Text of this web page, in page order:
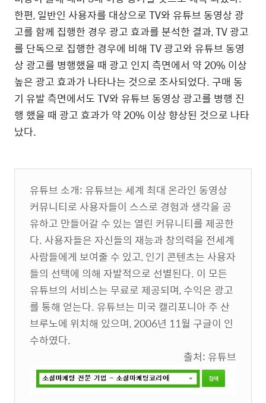
한편, 일반인 사용자를 대상으로 TV와 유튜브 동영상 광
고를 함께 집행한 경우 광고 효과를 분석한 결과, TV 광고
를 단독으로 집행한 경우에 비해 TV 광고와 유튜브 동영
상 광고를 병행했을 때 광고 인지 측면에서 약 20% 이상
높은 광고 효과가 나타나는 것으로 조사되었다. 구매 동
기 유발 측면에서도 TV와 유튜브 동영상 광고를 병행 진
행 했을 때 광고 효과가 약 20% 이상 향상된 것으로 나타
났다.
유튜브 소개: 유튜브는 세계 최대 온라인 동영상
커뮤니티로 사용자들이 스스로 경험과 생각을 공
유하고 만들어갈 수 있는 열린 커뮤니티를 제공한
다. 사용자들은 자신들의 재능과 창의력을 전세계
사람들에게 보여줄 수 있고, 인기 콘텐츠는 사용자
들의 선택에 의해 자발적으로 선별된다. 이 모든
유튜브의 서비스는 무료로 제공되며, 수익은 광고
를 통해 얻는다. 유튜브는 미국 캘리포니아 주 산
브루노에 위치해 있으며, 2006년 11월 구글이 인
수하였다.
출처: 유튜브